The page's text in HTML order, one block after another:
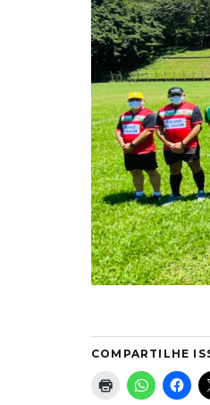
COMPARTILHE